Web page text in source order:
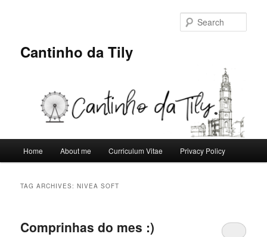
Cantinho da Tily
Home About me Curriculum Vitae Privacy Policy
TAG ARCHIVES:NIVEA SOFT
Comprinhas do mes :)